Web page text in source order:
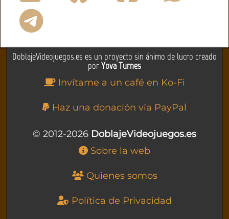
DoblajeVideojuegos.es es un proyecto sin ánimo de lucro creado
porYova Turnes
Invítame a un café en Ko-Fi
Haz una donación vía PayPal
© 2012-2026 DoblajeVideojuegos.es
Sobre la web
Quienes somos
Política de Privacidad